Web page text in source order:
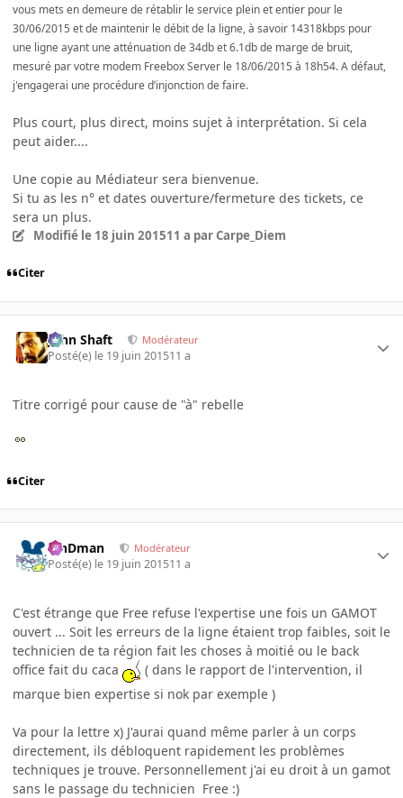
vous mets en demeure de rétablir le service plein et entier pour le
30/06/2015 et de maintenir le débit de la ligne, à savoir 14318kbps pour
une ligne ayant une atténuation de 34db et 6.1db de marge de bruit,
mesuré par votre modem Freebox Server le 18/06/2015 à 18h54. A défaut,
j'engagerai une procédure d’injonction de faire.
Plus court, plus direct, moins sujet à interprétation. Si cela
peut aider....
Une copie au Médiateur sera bienvenue.
Si tu as les n° et dates ouverture/fermeture des tickets, ce
sera un plus.
Modifié le 18 juin 201511 a par Carpe_Diem
Citer
John Shaft Modérateur
Posté(e) le 19 juin 201511 a
Titre corrigé pour cause de "à" rebelle
Citer
RinDman Modérateur
Posté(e) le 19 juin 201511 a
C'est étrange que Free refuse l'expertise une fois un GAMOT
ouvert ... Soit les erreurs de la ligne étaient trop faibles, soit le
technicien de ta région fait les choses à moitié ou le back
office fait du caca
( dans le rapport de l'intervention, il
marque bien expertise si nok par exemple )
Va pour la lettre x) J'aurai quand même parler à un corps
directement, ils débloquent rapidement les problèmes
techniques je trouve. Personnellement j'ai eu droit à un gamot
sans le passage du technicien Free :)